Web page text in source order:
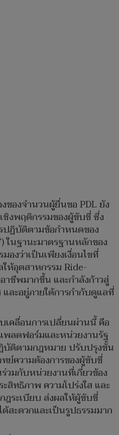
ของจำนวนผู้ยื่นขอ PDL ยัง
ชิงพฤติกรรมของผู้ขับขี่ ซึ่ง
ฏิบัติตามข้อกำหนดของ
ในฐานะมาตรฐานหลักของ
องว่าเป็นเพียงเงื่อนไขที่
ให้อุตสาหกรรม Ride-
าชีพมากขึ้น และกำลังก้าวสู่
ละอยู่ภายใต้การกำกับดูแลที่
คลื่อนการเปลี่ยนผ่านนี้ คือ
พลตฟอร์มและหน่วยงานรัฐ
บัติตามกฎหมาย ปรับปรุงขั้น
ย์ความต้องการของผู้ขับขี่
วมกับหน่วยงานที่เกี่ยวข้อง
สิทธิภาพ ความโปร่งใส และ
ฎระเบียบ ส่งผลให้ผู้ขับขี่
ด้สะดวกและเป็นรูปธรรมมาก